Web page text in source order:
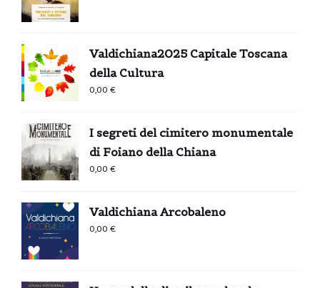
Valdichiana2025 Capitale Toscana
della Cultura
0,00€
I segreti del cimitero monumentale
di Foiano della Chiana
0,00€
Valdichiana Arcobaleno
0,00€